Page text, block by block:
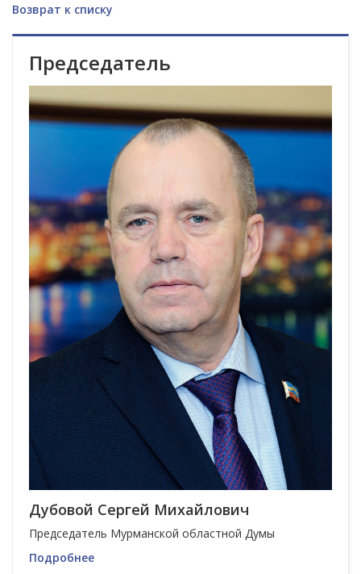
Возврат к списку
Председатель
Дубовой Сергей Михайлович
Председатель Мурманской областной Думы
Подробнее